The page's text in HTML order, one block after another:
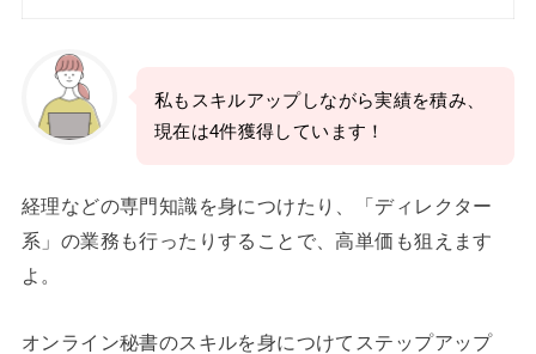
私もスキルアップしながら実績を積み、
現在は4件獲得しています！
経理などの専門知識を身につけたり、「ディレクター
系」の業務も行ったりすることで、高単価も狙えます
よ。
オンライン秘書のスキルを身につけてステップアップ